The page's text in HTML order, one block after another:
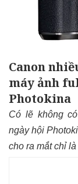
Canon
máy ảnh
Photokina
Có lẽ không
ngày hội
cho ra mắt chỉ